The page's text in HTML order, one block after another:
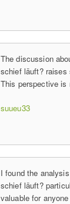
The discussion
schief läuft? raises
This perspective is
suueu33
I found the
schief läuft?
valuable for